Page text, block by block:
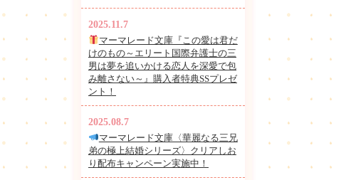
2025.11.7
マーマレード文庫『この愛は君だ
けのもの～エリート国際弁護士の三
男は夢を追いかける恋人を深愛で包
み離さない～』購入者特典SSプレゼ
ント！
2025.08.7
マーマレード文庫〈華麗なる三兄
弟の極上結婚シリーズ〉クリアしお
り配布キャンペーン実施中！